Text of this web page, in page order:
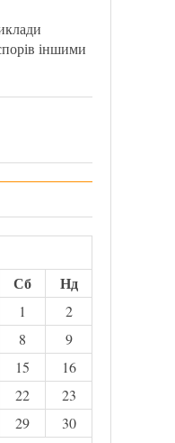
іншими
Сб Нд
1
2
8
9
15
16
22
23
29
30